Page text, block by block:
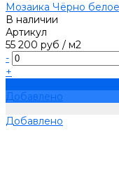
Мозаика Чёрно
В наличии
Артикул
55 200 руб / м2
-
+
Добавлено
Добавлено